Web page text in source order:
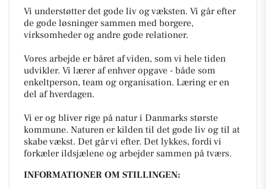
Vi understøtter det gode liv og væksten. Vi går efter
de gode løsninger sammen med borgere,
virksomheder og andre gode relationer.
Vores arbejde er båret af viden, som vi hele tiden
udvikler. Vi lærer af enhver opgave - både som
enkeltperson, team og organisation. Læring er en
del af hverdagen.
Vi er og bliver rige på natur i Danmarks største
kommune. Naturen er kilden til det gode liv og til at
skabe vækst. Det går vi efter. Det lykkes, fordi vi
forkæler ildsjælene og arbejder sammen på tværs.
INFORMATIONER OM STILLINGEN: